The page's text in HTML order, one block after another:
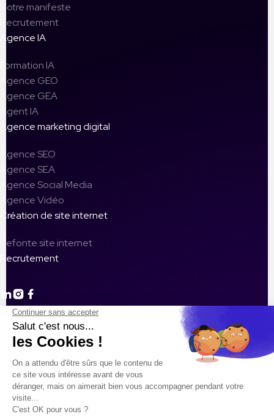
Notre manifeste
Recrutement
Agence IA
Formation IA
Agence GEO
Agence GEA
Agent IA
Agence marketing digital
Agence SEO
Agence SEA
Agence Social Media
Agence Vidéo
Création de site internet
Refonte site internet
Recrutement
Les 5 Erreurs Fatales à Éviter Dans Votre Campagne Google
Ads
Défis du marketing digital 2026 pour les petites entreprises
Optimisation de la présence sur les plateformes sociales : Le
guide complet